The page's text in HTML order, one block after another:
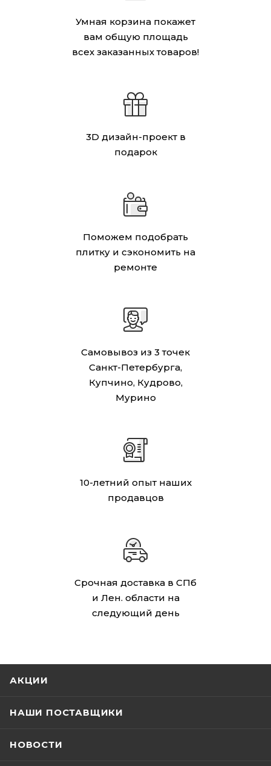
Умная корзина покажет
вам общую площадь
всех заказанных товаров!
3D дизайн-проект в
подарок
Поможем подобрать
плитку и сэкономить на
ремонте
Самовывоз из 3 точек
Санкт-Петербурга,
Купчино, Кудрово,
Мурино
10-летний опыт наших
продавцов
Срочная доставка в СПб
и Лен. области на
следующий день
АКЦИИ
НАШИ ПОСТАВЩИКИ
НОВОСТИ